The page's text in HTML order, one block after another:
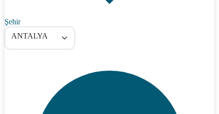
Şehir
ANTALYA